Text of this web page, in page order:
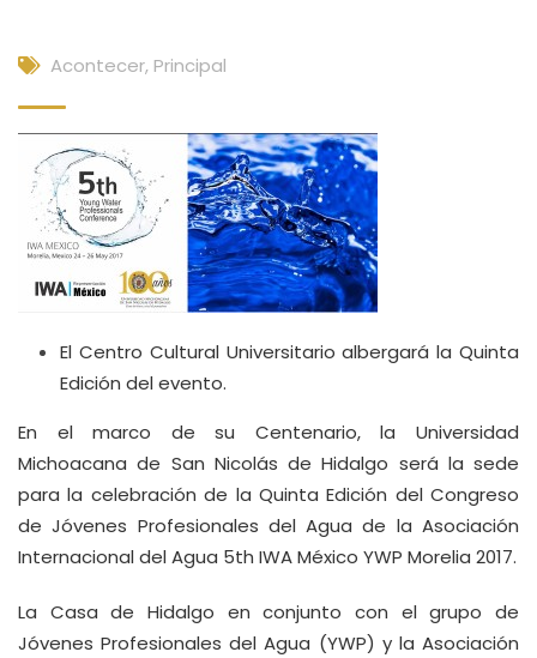
Acontecer, Principal
El Centro Cultural Universitario albergará la Quinta
Edición del evento.
En el marco de su Centenario, la Universidad
Michoacana de San Nicolás de Hidalgo será la sede
para la celebración de la Quinta Edición del Congreso
de Jóvenes Profesionales del Agua de la Asociación
Internacional del Agua 5th IWA México YWP Morelia 2017.
La Casa de Hidalgo en conjunto con el grupo de
Jóvenes Profesionales del Agua (YWP) y la Asociación